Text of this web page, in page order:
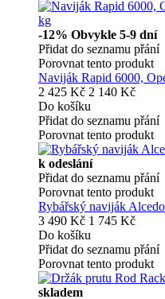
-12% Obvykle 5-9 dní
Přidat do seznamu přání
Porovnat tento produkt
Naviják Rapid 6000,
2 425 Kč 2 140 Kč
Do košíku
Přidat do seznamu přání
Porovnat tento produkt
k odeslání
Přidat do seznamu přání
Porovnat tento produkt
Rybářský naviják
3 490 Kč 1 745 Kč
Do košíku
Přidat do seznamu přání
Porovnat tento produkt
skladem